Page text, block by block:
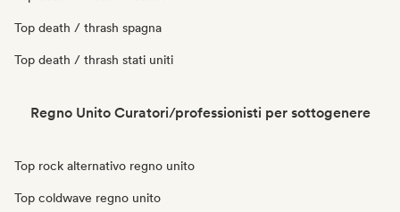
Top death / thrash spagna
Top death / thrash stati uniti
Regno Unito Curatori/professionisti per sottogenere
Top rock alternativo regno unito
Top coldwave regno unito